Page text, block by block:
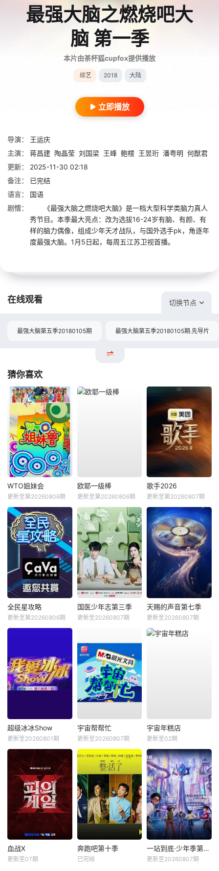
最强大脑之燃烧吧大
脑 第一季
本片由茶杯狐cupfox提供播放
综艺 2018 大陆
立即播放
导演：
王运庆
主演：
蒋昌建 陶晶莹 刘国梁 王峰 鲍橒 王昱珩 潘粤明 何猷君
更新：
2025-11-30 02:18
备注：
已完结
语言：
国语
剧情：
《最强大脑之燃烧吧大脑》是一档大型科学类脑力真人
秀节目。本季最大亮点：改为选拔16-24岁有脑、有颜、有
样的脑力偶像，组成少年天才战队，与国外选手pk，角逐年
度最强大脑。1月5日起，每周五江苏卫视首播。
在线观看 切换节点
最强大脑第五季20180105期 最强大脑第五季20180105期.先导片
猜你喜欢
WTO姐妹会
更新至第20260806期
欧耶一级棒
更新至第20260806期
歌手2026
更新至第20260807期
全民星攻略
更新至第20260806期
国医少年志第三季
更新至20260807期
天赐的声音第七季
更新至20260807期
超级冰冰Show
更新至20260801期
宇宙帮帮忙
更新至20260807期
宇宙年糕店
更新至02期
血战X
更新至07期
奔跑吧第十季
已完结
一站到底·少年季第2季
更新至20260807期